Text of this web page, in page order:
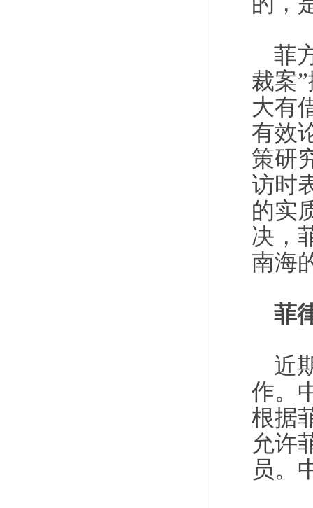
菲
裁案
大有
有效
策研
访时
的实
决，
南海
菲
近
作。
根据
允许
员。